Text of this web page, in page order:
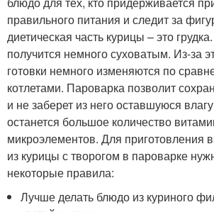
правильного питания и следит за
диетическая часть курицы – это
получится немного суховатым. Из-за
готовки немного изменяются по
котлетами. Пароварка позволит
и не заберет из него оставшуюся
останется большое количество
микроэлементов. Для приготовления
из курицы с творогом в пароварке
некоторые правила:
Лучше делать блюдо из куриного